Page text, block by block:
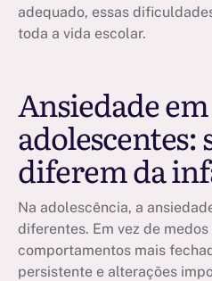
adequado, essas
toda a vida escolar.
Ansiedade em
adolescentes:
diferem da
Na adolescência, a
diferentes. Em vez de
comportamentos mais
persistente e alterações